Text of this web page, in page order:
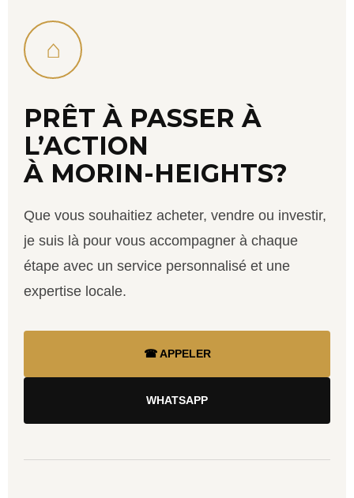
⌂
PRÊT À PASSER À
L’ACTION
À MORIN-HEIGHTS?
Que vous souhaitiez acheter, vendre ou investir,
je suis là pour vous accompagner à chaque
étape avec un service personnalisé et une
expertise locale.
☎ APPELER
WHATSAPP